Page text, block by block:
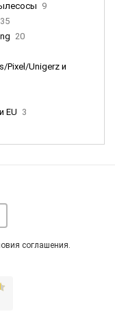
9
35
20
Pixel/Unigerz и
EU
3
соглашения.